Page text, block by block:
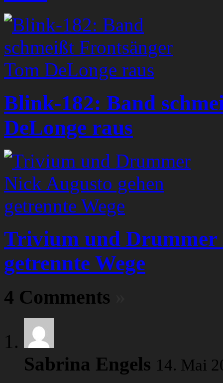
Blink-182: Band
DeLonge raus
Trivium und Drummer
getrennte Wege
4 Comments
Sabrina Engels 14. Mai